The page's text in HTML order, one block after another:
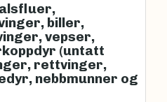
biller,
vepser,
(untatt
rettvinger,
nebbmunner og